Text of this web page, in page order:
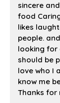
sincere
food
likes
people.
looking for
should be
love who I
know me
Thanks for